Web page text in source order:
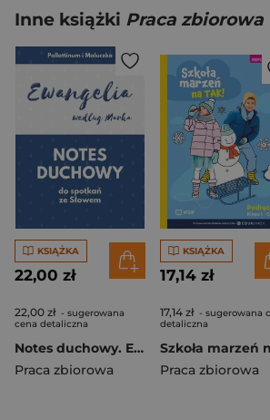
Inne książki Praca zbiorowa
KSIĄŻKA
22,00 zł
22,00 zł - sugerowana
cena detaliczna
Notes duchowy. Ewangelia wg. Marka
Praca zbiorowa
KSIĄŻKA
17,14 zł
17,14 zł - sugerowana
detaliczna
Praca zbiorowa